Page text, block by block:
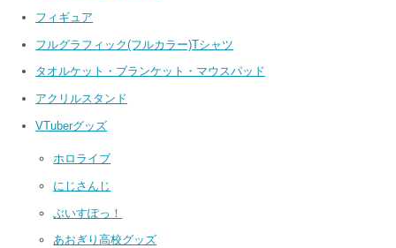
フィギュア
フルグラフィック(フルカラー)Tシャツ
タオルケット・ブランケット・マウスパッド
アクリルスタンド
VTuberグッズ
ホロライブ
にじさんじ
ぶいすぽっ！
あおぎり高校グッズ